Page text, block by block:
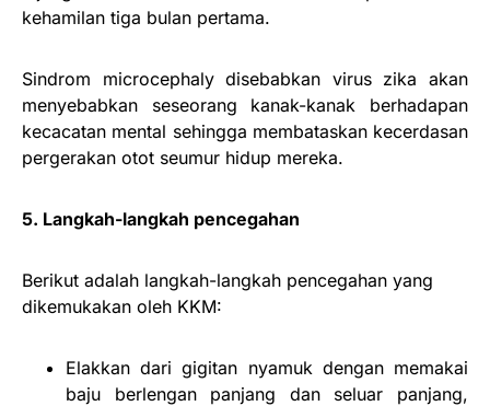
kehamilan tiga bulan pertama.
Sindrom microcephaly disebabkan virus zika akan
menyebabkan seseorang kanak-kanak berhadapan
kecacatan mental sehingga membataskan kecerdasan
pergerakan otot seumur hidup mereka.
5. Langkah-langkah pencegahan
Berikut adalah langkah-langkah pencegahan yang
dikemukakan oleh KKM:
Elakkan dari gigitan nyamuk dengan memakai
baju berlengan panjang dan seluar panjang,